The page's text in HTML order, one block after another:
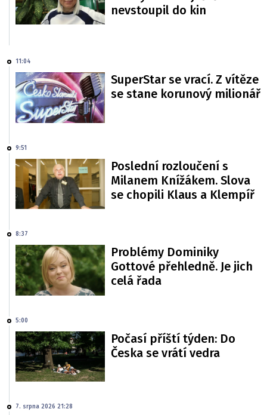
nevstoupil do kin
11:04
SuperStar se vrací. Z vítěze
se stane korunový milionář
9:51
Poslední rozloučení s
Milanem Knížákem. Slova
se chopili Klaus a Klempíř
8:37
Problémy Dominiky
Gottové přehledně. Je jich
celá řada
5:00
Počasí příští týden: Do
Česka se vrátí vedra
7. srpna 2026 21:28